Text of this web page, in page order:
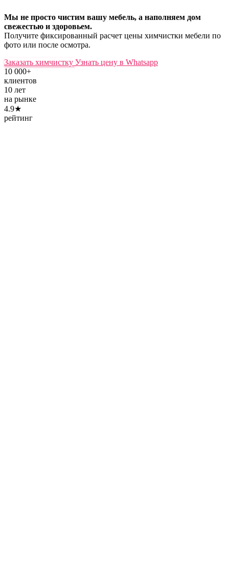
Мы не просто чистим вашу мебель, а наполняем дом
свежестью и здоровьем.
Получите фиксированный расчет цены химчистки мебели по
фото или после осмотра.
Заказать химчистку Узнать цену в Whatsapp
10 000+
клиентов
10 лет
на рынке
4.9★
рейтинг